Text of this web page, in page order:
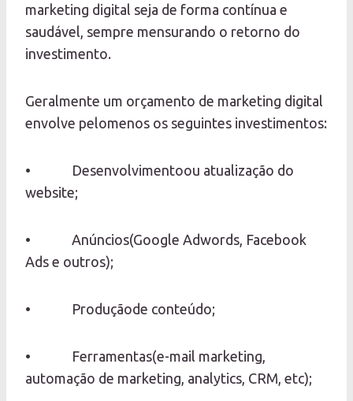
marketing digital seja de forma contínua e
saudável, sempre mensurando o retorno do
investimento.
Geralmente um orçamento de marketing digital
envolve pelomenos os seguintes investimentos:
• Desenvolvimentoou atualização do
website;
• Anúncios(Google Adwords, Facebook
Ads e outros);
• Produçãode conteúdo;
• Ferramentas(e-mail marketing,
automação de marketing, analytics, CRM, etc);